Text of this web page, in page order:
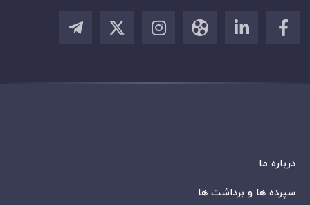
درباره ما
سپرده ها و برداشت ها